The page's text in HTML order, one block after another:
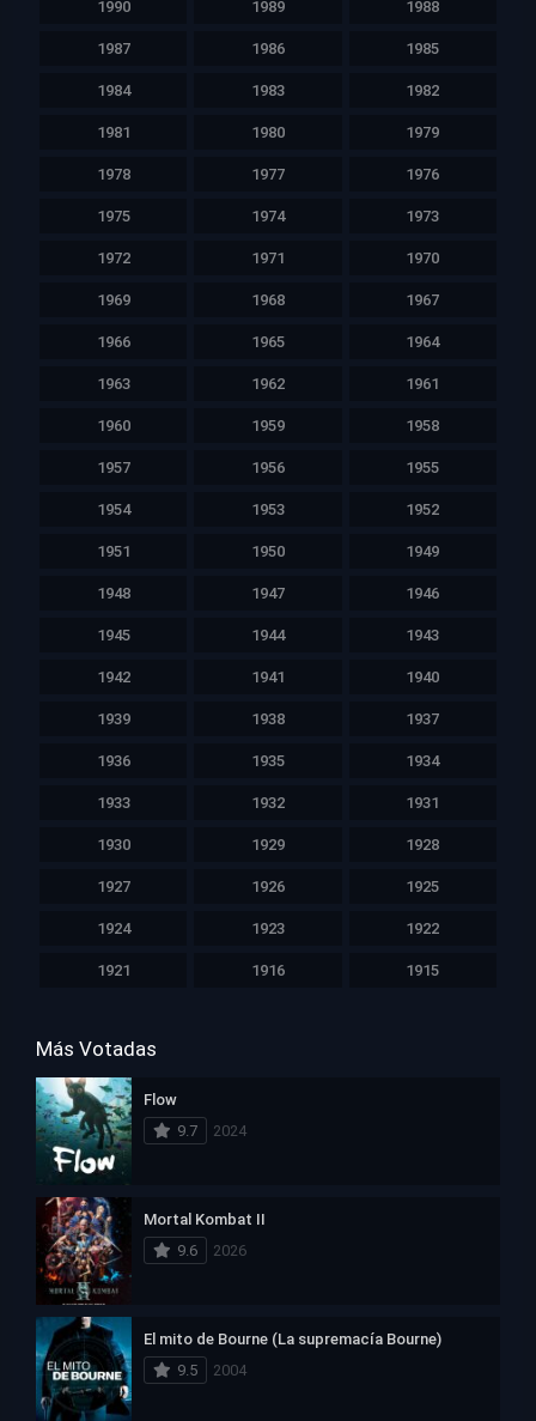
1990 1989 1988
1987 1986 1985
1984 1983 1982
1981 1980 1979
1978 1977 1976
1975 1974 1973
1972 1971 1970
1969 1968 1967
1966 1965 1964
1963 1962 1961
1960 1959 1958
1957 1956 1955
1954 1953 1952
1951 1950 1949
1948 1947 1946
1945 1944 1943
1942 1941 1940
1939 1938 1937
1936 1935 1934
1933 1932 1931
1930 1929 1928
1927 1926 1925
1924 1923 1922
1921 1916 1915
Más Votadas
Flow
9.7
2024
Mortal Kombat II
9.6
2026
El mito de Bourne (La supremacía Bourne)
9.5
2004